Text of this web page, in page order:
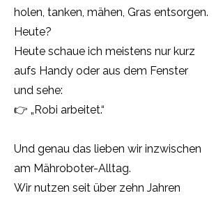
holen, tanken, mähen, Gras entsorgen.
Heute?
Heute schaue ich meistens nur kurz
aufs Handy oder aus dem Fenster
und sehe:
👉 „Robi arbeitet.“
Und genau das lieben wir inzwischen
am Mähroboter-Alltag.
Wir nutzen seit über zehn Jahren